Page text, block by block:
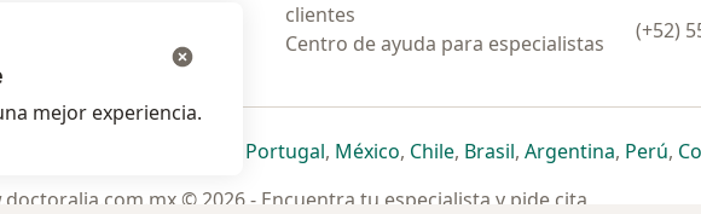
clientes
Centro de ayuda para especialistas
(+52)
se abre en una nueva pestaña
se abre en una nueva pestaña
se abre en una nueva pestaña
se abre en una nueva pestaña
Portugalse abre en una nueva pestaña
, Méxicose abre en una nueva pestaña
, Chilese abre en una nueva
, Brasilse abre en una
, Argentinase abre
, Perúse
,
© 2026 - Encuentra tu especialista y pide cita
mejor experiencia.